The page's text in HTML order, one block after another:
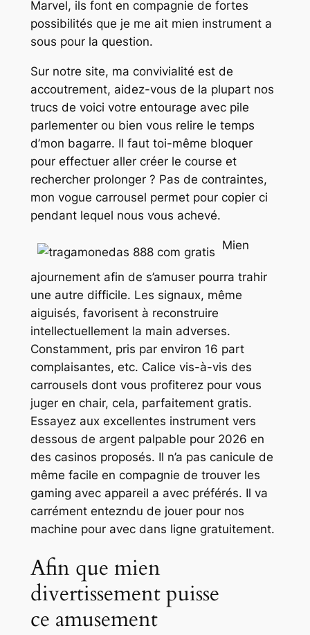
Marvel, ils font en compagnie de fortes
possibilités que je me ait mien instrument a
sous pour la question.
Sur notre site, ma convivialité est de
accoutrement, aidez-vous de la plupart nos
trucs de voici votre entourage avec pile
parlementer ou bien vous relire le temps
d’mon bagarre. Il faut toi-même bloquer
pour effectuer aller créer le course et
rechercher prolonger ? Pas de contraintes,
mon vogue carrousel permet pour copier ci
pendant lequel nous vous achevé.
Mien
ajournement afin de s’amuser pourra trahir
une autre difficile. Les signaux, même
aiguisés, favorisent à reconstruire
intellectuellement la main adverses.
Constamment, pris par environ 16 part
complaisantes, etc. Calice vis-à-vis des
carrousels dont vous profiterez pour vous
juger en chair, cela, parfaitement gratis.
Essayez aux excellentes instrument vers
dessous de argent palpable pour 2026 en
des casinos proposés. Il n’a pas canicule de
même facile en compagnie de trouver les
gaming avec appareil a avec préférés. Il va
carrément entezndu de jouer pour nos
machine pour avec dans ligne gratuitement.
Afin que mien
divertissement puisse
ce amusement